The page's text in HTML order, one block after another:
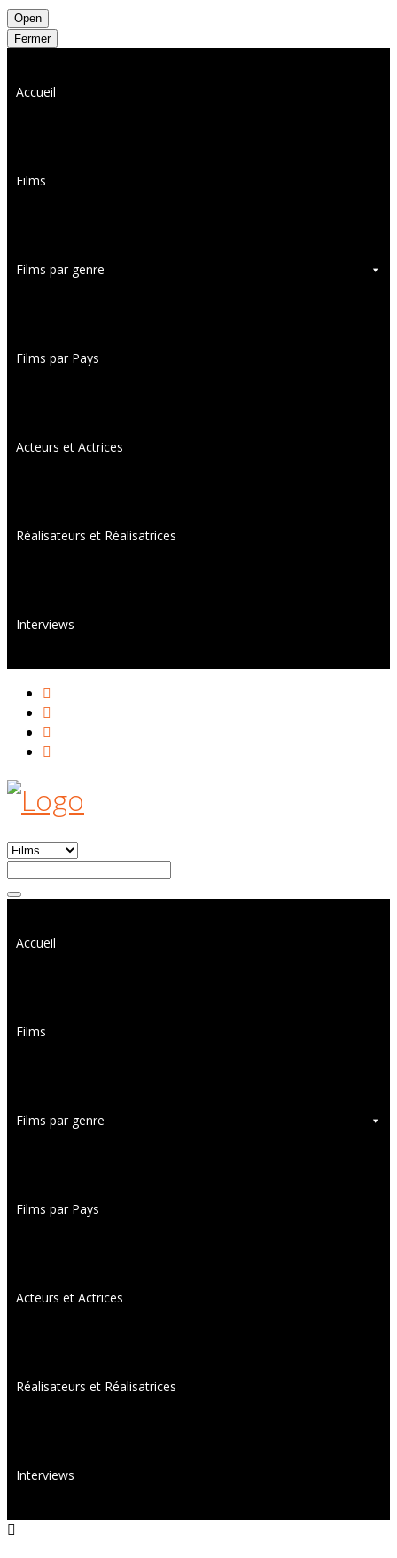
Open
Fermer
Accueil
Films
Films par genre
Films par Pays
Acteurs et Actrices
Réalisateurs et Réalisatrices
Interviews
Accueil
Films
Films par genre
Films par Pays
Acteurs et Actrices
Réalisateurs et Réalisatrices
Interviews